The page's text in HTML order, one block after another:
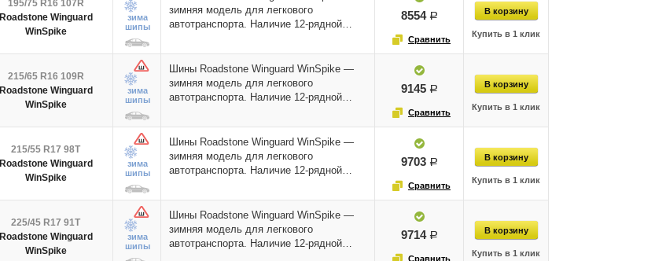
195/75 R16 107R
Roadstone Winguard
WinSpike
зима
шипы
зимняя модель для легкового
автотранспорта. Наличие 12-рядной…
8554 руб.
215/65 R16 109R
Roadstone Winguard
WinSpike
зима
шипы
Шины Roadstone Winguard WinSpike —
зимняя модель для легкового
автотранспорта. Наличие 12-рядной…
9145 руб.
215/55 R17 98T
Roadstone Winguard
WinSpike
зима
шипы
Шины Roadstone Winguard WinSpike —
зимняя модель для легкового
автотранспорта. Наличие 12-рядной…
9703 руб.
225/45 R17 91T
Roadstone Winguard
WinSpike
зима
шипы
Шины Roadstone Winguard WinSpike —
зимняя модель для легкового
автотранспорта. Наличие 12-рядной…
9714 руб.